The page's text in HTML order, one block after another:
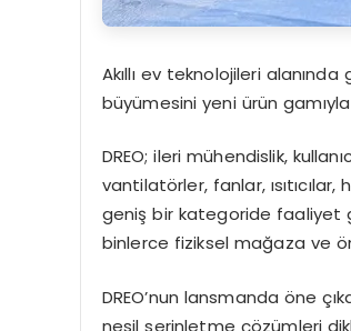
Akıllı ev teknolojileri
büyümesini yeni ürün
DREO; ileri mühendislik,
vantilatörler, fanlar,
geniş bir kategoride faaliyet
binlerce fiziksel mağaza ve
DREO’nun lansmanda öne
nesil serinletme çözümleri